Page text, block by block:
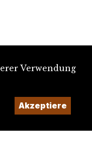
Verwendung
Akzeptiere